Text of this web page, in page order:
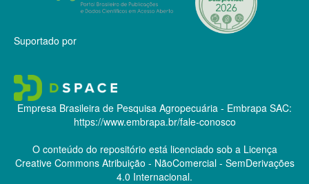
Suportado por
Empresa Brasileira de Pesquisa Agropecuária - Embrapa SAC:
https://www.embrapa.br/fale-conosco
O conteúdo do repositório está licenciado sob a Licença
Creative CommonsAtribuição - NãoComercial - SemDerivações
4.0 Internacional.